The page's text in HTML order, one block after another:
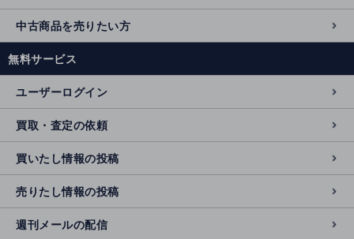
中古商品を売りたい方
無料サービス
ユーザーログイン
買取・査定の依頼
買いたし情報の投稿
売りたし情報の投稿
週刊メールの配信